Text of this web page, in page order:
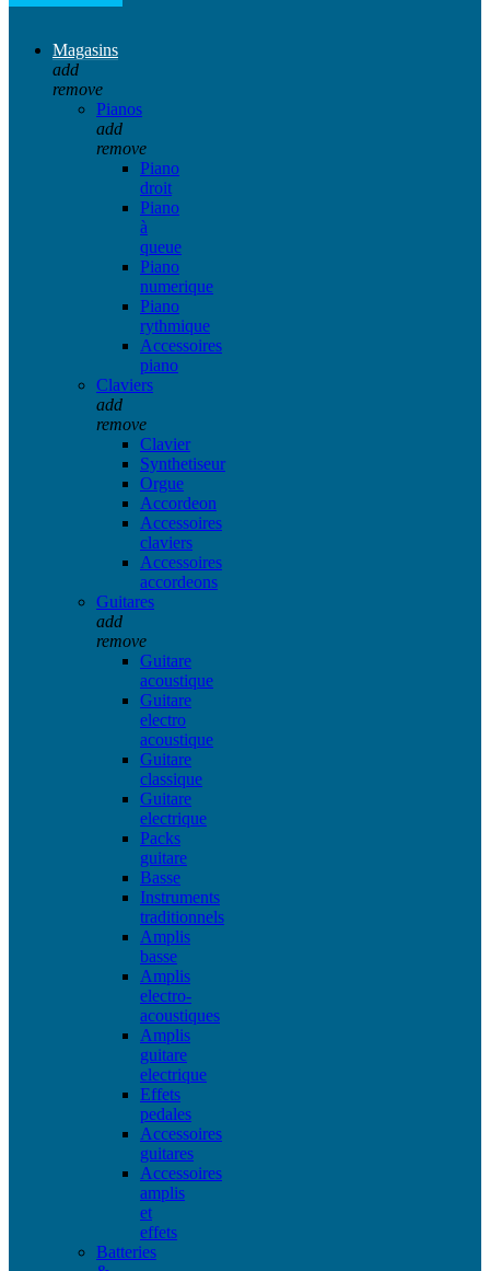
Magasins
add
remove
Pianos
add
remove
Piano
droit
Piano
à
queue
Piano
numerique
Piano
rythmique
Accessoires
piano
Claviers
add
remove
Clavier
Synthetiseur
Orgue
Accordeon
Accessoires
claviers
Accessoires
accordeons
Guitares
add
remove
Guitare
acoustique
Guitare
electro
acoustique
Guitare
classique
Guitare
electrique
Packs
guitare
Basse
Instruments
traditionnels
Amplis
basse
Amplis
electro-
acoustiques
Amplis
guitare
electrique
Effets
pedales
Accessoires
guitares
Accessoires
amplis
et
effets
Batteries